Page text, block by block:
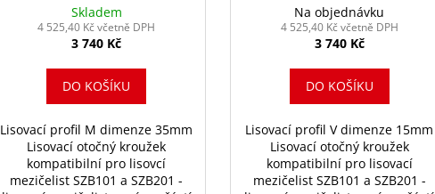
Skladem
4 525,40 Kč včetně DPH
3 740 Kč
DO KOŠÍKU
Lisovací profil M dimenze 35mm
Lisovací otočný kroužek
kompatibilní pro lisovcí
mezičelist SZB101 a SZB201 -
Na objednávku
4 525,40 Kč včetně DPH
3 740 Kč
DO KOŠÍKU
Lisovací profil V dimenze 15mm
Lisovací otočný kroužek
kompatibilní pro lisovací
mezičelist SZB101 a SZB201 -